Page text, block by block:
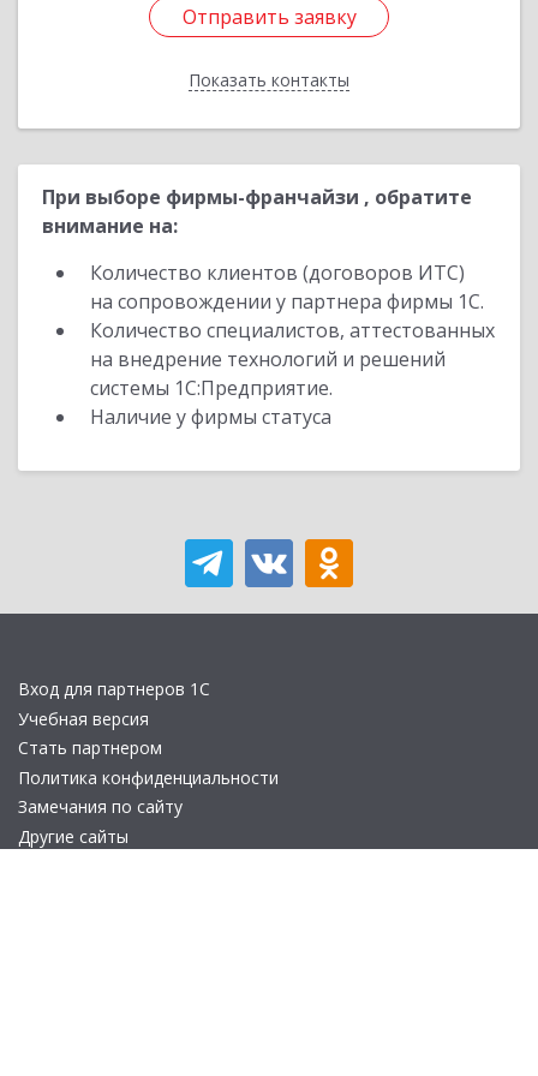
Отправить заявку
Показать контакты
Отправить заявку
Назад
При выборе фирмы-франчайзи , обратите
внимание на:
Количество клиентов (договоров ИТС)
на сопровождении у партнера фирмы 1С.
Количество специалистов, аттестованных
на внедрение технологий и решений
системы 1С:Предприятие.
Наличие у фирмы статуса
Вход для партнеров 1С
Учебная версия
Стать партнером
Политика конфиденциальности
Замечания по сайту
Другие сайты